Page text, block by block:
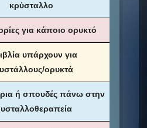
κρύσταλλο
για κάποιο ορυκτό
υπάρχουν για
ορυκτά
ή σπουδές πάνω στην